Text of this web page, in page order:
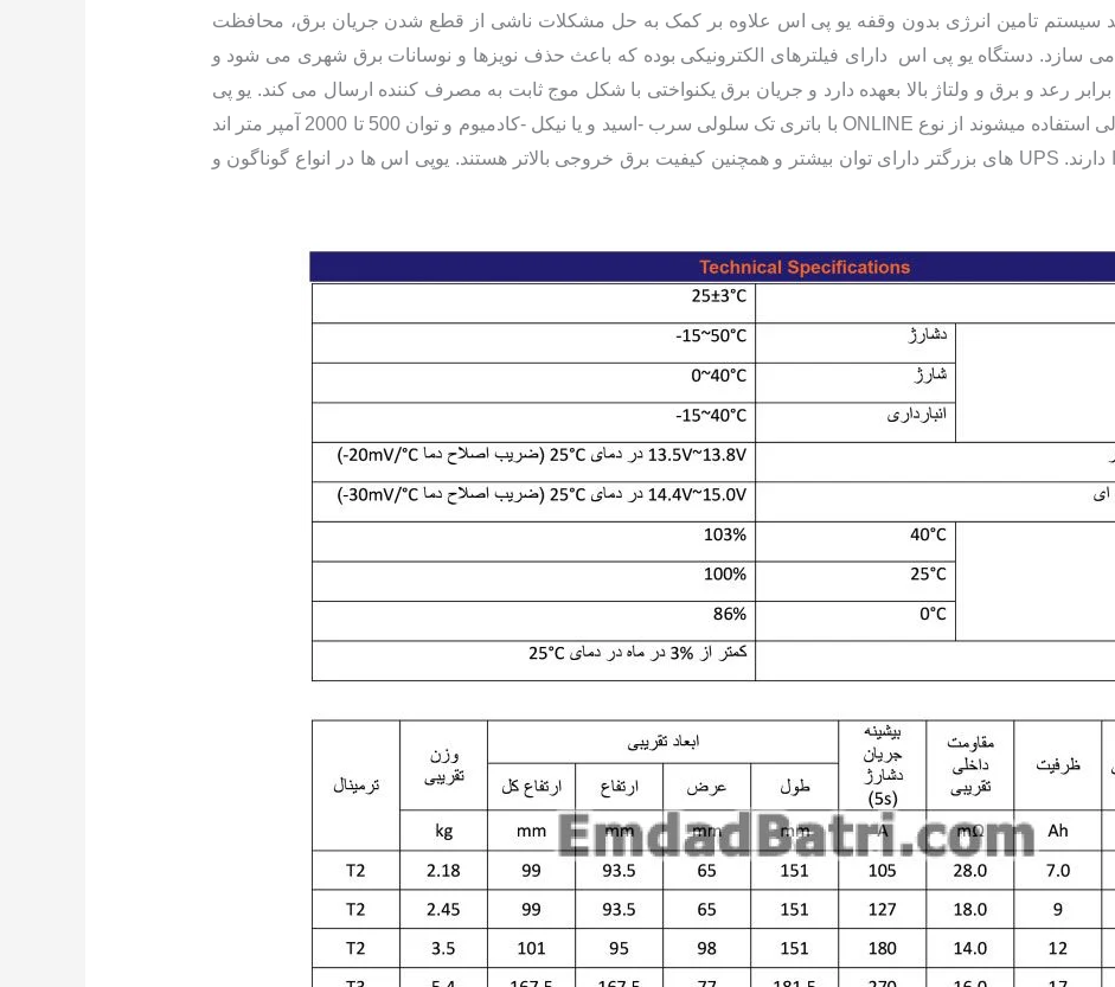
سیستم تامین انرژی بدون وقفه یو پی اس علاوه بر کمک به حل مشکلات ناشی از قطع شدن جریان برق، محافظت
می سازد. دستگاه یو پی اس دارای فیلترهای الکترونیکی بوده که باعث حذف نویزها و نوسانات برق شهری می شود و
رعد و برق و ولتاژ بالا بعهده دارد و جریان برق یکنواختی با شکل موج ثابت به مصرف کننده ارسال می کند. یو پی
اس هایی که برای کاربردهای معمولی استفاده میشوند از نوع ONLINE با باتری تک سلولی سرب -اسید و یا نیکل -کادمیوم و توان 500 تا 2000 آمپر متر اند
که قیمت 500 تا 1 میلیون تومان را دارند. UPS های بزرگتر دارای توان بیشتر و همچنین کیفیت برق خروجی بالاتر هستند. یوپی اس ها در انواع گوناگون و